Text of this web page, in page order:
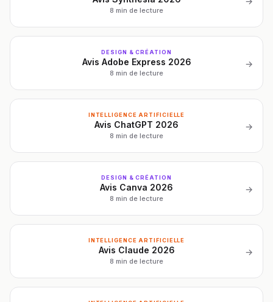
8 min de lecture
DESIGN & CRÉATION
Avis Adobe Express 2026
8 min de lecture
→
INTELLIGENCE ARTIFICIELLE
Avis ChatGPT 2026
8 min de lecture
→
DESIGN & CRÉATION
Avis Canva 2026
8 min de lecture
→
INTELLIGENCE ARTIFICIELLE
Avis Claude 2026
8 min de lecture
→